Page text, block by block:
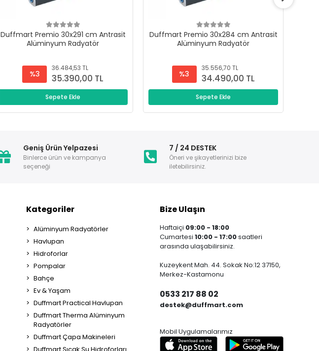
Duffmart Premio 30x291 cm Antrasit
Alüminyum Radyatör
%3
36.484,53 TL
35.390,00 TL
Sepete Ekle
Duffmart Premio 30x284 cm Antrasit
Alüminyum Radyatör
%3
35.556,70 TL
34.490,00 TL
Sepete Ekle
Geniş Ürün Yelpazesi
Binlerce ürün ve kampanya
seçeneği
7 / 24 DESTEK
Öneri ve şikayetlerinizi bize
iletebilirsiniz.
Kategoriler
Alüminyum Radyatörler
Havlupan
Hidroforlar
Pompalar
Bahçe
Ev & Yaşam
Duffmart Practical Havlupan
Duffmart Therma Alüminyum
Radyatörler
Duffmart Çapa Makineleri
Bize Ulaşın
Haftaiçi 09:00 - 18:00
Cumartesi 10:00 - 17:00saatleri
arasında ulaşabilirsiniz.
Kuzeykent Mah. 44. Sokak No:12 37150,
Merkez-Kastamonu
0533 217 88 02
destek@duffmart.com
Mobil Uygulamalarımız